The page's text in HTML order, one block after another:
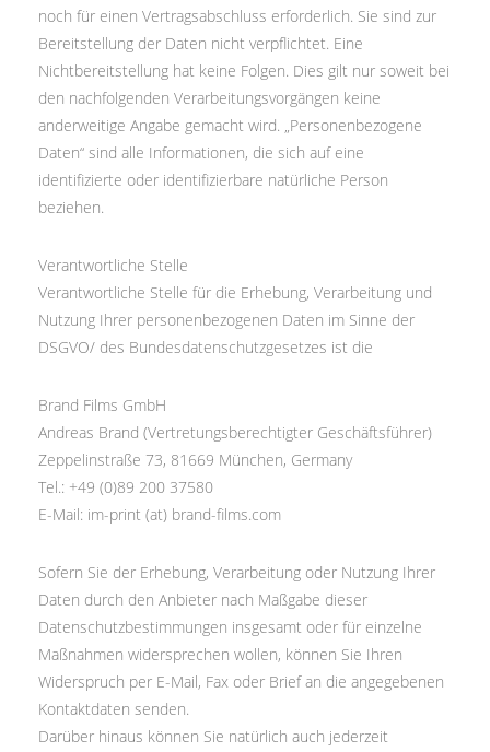
noch für einen Vertragsabschluss erforderlich. Sie sind zur
Bereitstellung der Daten nicht verpflichtet. Eine
Nichtbereitstellung hat keine Folgen. Dies gilt nur soweit bei
den nachfolgenden Verarbeitungsvorgängen keine
anderweitige Angabe gemacht wird. „Personenbezogene
Daten“ sind alle Informationen, die sich auf eine
identifizierte oder identifizierbare natürliche Person
beziehen.
Verantwortliche Stelle
Verantwortliche Stelle für die Erhebung, Verarbeitung und
Nutzung Ihrer personenbezogenen Daten im Sinne der
DSGVO/ des Bundesdatenschutzgesetzes ist die
Brand Films GmbH
Andreas Brand (Vertretungsberechtigter Geschäftsführer)
Zeppelinstraße 73, 81669 München, Germany
Tel.: +49 (0)89 200 37580
E-Mail: im-print (at) brand-films.com
Sofern Sie der Erhebung, Verarbeitung oder Nutzung Ihrer
Daten durch den Anbieter nach Maßgabe dieser
Datenschutzbestimmungen insgesamt oder für einzelne
Maßnahmen widersprechen wollen, können Sie Ihren
Widerspruch per E-Mail, Fax oder Brief an die angegebenen
Kontaktdaten senden.
Darüber hinaus können Sie natürlich auch jederzeit